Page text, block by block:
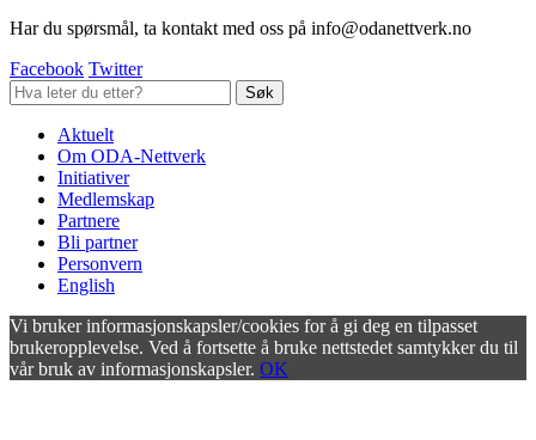
Har du spørsmål, ta kontakt med oss på info@odanettverk.no
Facebook Twitter
Aktuelt
Om ODA-Nettverk
Initiativer
Medlemskap
Partnere
Bli partner
Personvern
English
Vi bruker informasjonskapsler/cookies for å gi deg en tilpasset
brukeropplevelse. Ved å fortsette å bruke nettstedet samtykker du til
vår bruk av informasjonskapsler. OK